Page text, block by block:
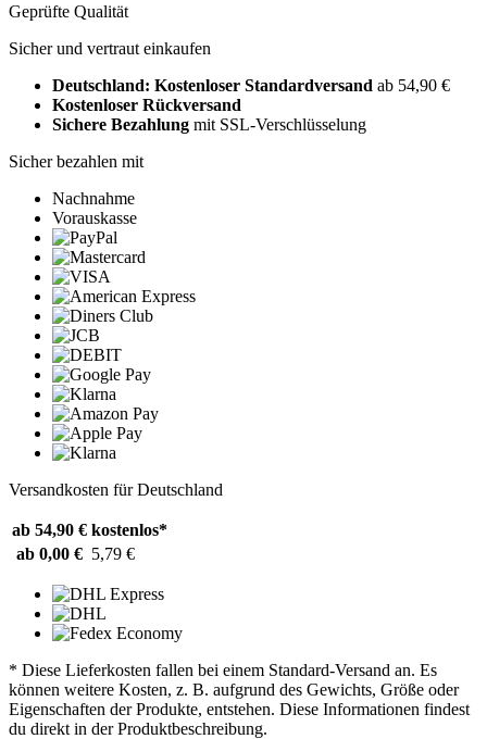
Geprüfte Qualität
Sicher und vertraut einkaufen
Deutschland: Kostenloser Standardversand ab 54,90 €
Kostenloser Rückversand
Sichere Bezahlung mit SSL-Verschlüsselung
Sicher bezahlen mit
Nachnahme
Vorauskasse
Versandkosten für Deutschland
ab 54,90 € kostenlos*
ab 0,00 € 5,79 €
* Diese Lieferkosten fallen bei einem Standard-Versand an. Es
können weitere Kosten, z. B. aufgrund des Gewichts, Größe oder
Eigenschaften der Produkte, entstehen. Diese Informationen findest
du direkt in der Produktbeschreibung.